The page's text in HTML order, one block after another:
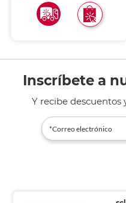
Inscríbete a
Y recibe descuentos